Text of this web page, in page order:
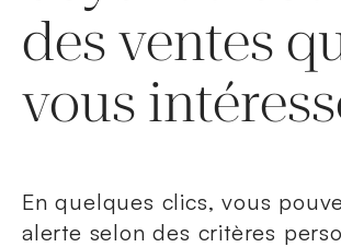
des ventes
vous
En quelques clics, vous
alerte selon des critères